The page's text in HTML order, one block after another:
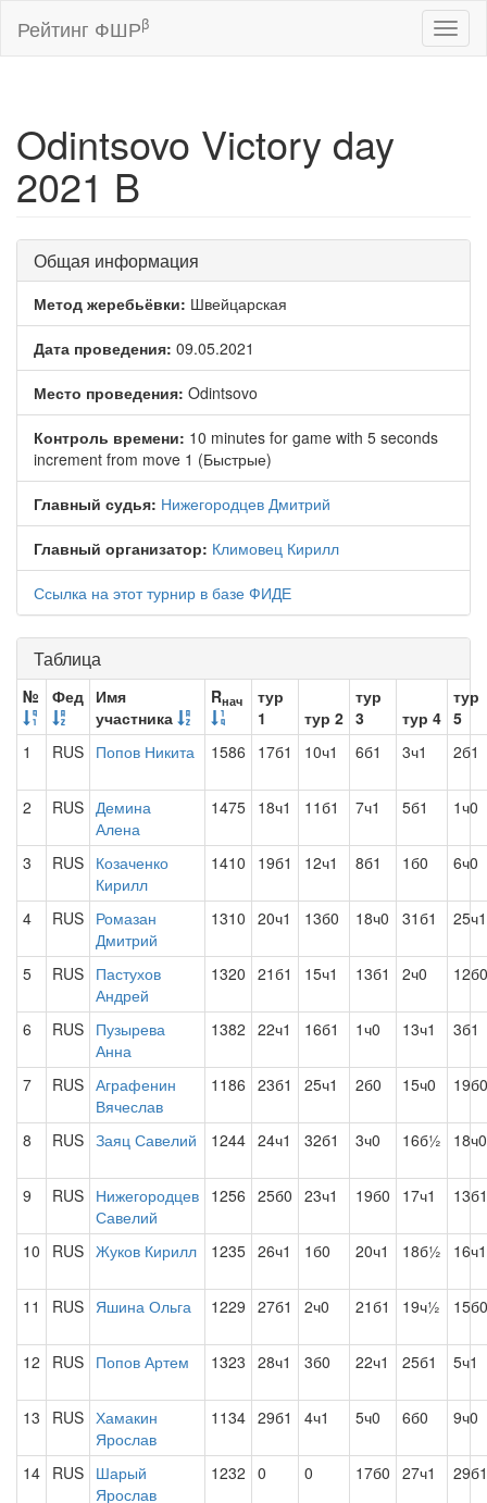
Рейтинг ФШРβ
Odintsovo Victory day
2021 B
Общая информация
Метод жеребьёвки: Швейцарская
Дата проведения: 09.05.2021
Место проведения: Odintsovo
Контроль времени: 10 minutes for game with 5 seconds
increment from move 1 (Быстрые)
Главный судья: Нижегородцев Дмитрий
Главный организатор: Климовец Кирилл
Ссылка на этот турнир в базе ФИДЕ
Таблица
№ Фед Имя
участника
Rнач
тур
1
тур 2
тур
3
тур 4
тур
5
1
RUS Попов Никита 1586 17б1 10ч1 6б1 3ч1 2б1
2 RUS Демина
Алена
1475 18ч1 11б1 7ч1 5б1 1ч0
3 RUS Козаченко
Кирилл
1410 19б1 12ч1 8б1 1б0 6ч0
4 RUS Ромазан
Дмитрий
1310 20ч1 13б0 18ч0 31б1 25ч1
5 RUS Пастухов
Андрей
1320 21б1 15ч1 13б1 2ч0 12б0
6 RUS Пузырева
Анна
1382 22ч1 16б1 1ч0 13ч1 3б1
7 RUS Аграфенин
Вячеслав
1186 23б1 25ч1 2б0 15ч0 19б0
8 RUS Заяц Савелий 1244 24ч1 32б1 3ч0 16б½ 18ч0
9 RUS Нижегородцев
Савелий
1256 25б0 23ч1 19б0 17ч1 13б1
10 RUS Жуков Кирилл 1235 26ч1 1б0 20ч1 18б½ 16ч1
11 RUS Яшина Ольга 1229 27б1 2ч0 21б1 19ч½ 15б0
12 RUS Попов Артем 1323 28ч1 3б0 22ч1 25б1 5ч1
13 RUS Хамакин
Ярослав
1134 29б1 4ч1 5ч0 6б0 9ч0
14 RUS Шарый
Ярослав
1232 0 0 17б0 27ч1 29б1